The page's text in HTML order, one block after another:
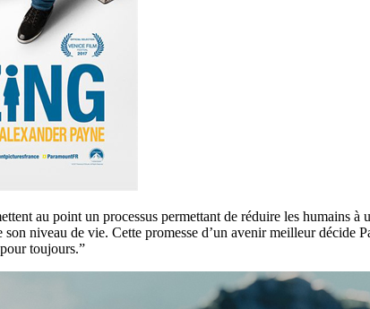
au point un processus permettant de réduire les humains
niveau de vie. Cette promesse d’un avenir meilleur décide
toujours.”